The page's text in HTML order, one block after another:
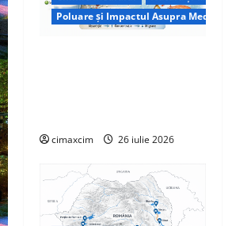
Poluare și Impactul Asupra Mediului
cimaxcim 26 iulie 2026